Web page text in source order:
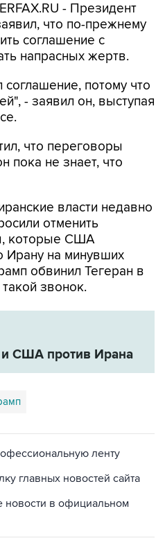
- Президент
что по-прежнему
соглашение с
напрасных жертв.
потому что
- заявил он, выступая
что переговоры
пока не знает, что
власти недавно
отменить
которые США
Ирану на минувших
обвинил Тегеран в
звонок.
США против Ирана
ленту
главных новостей сайта
новости в официальном